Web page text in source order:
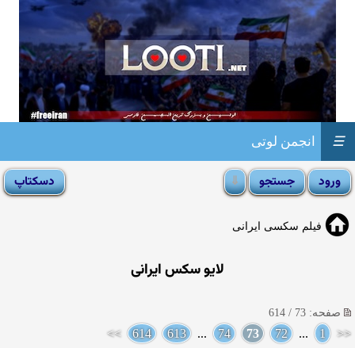
انجمن لوتی ☰
فیلم سکسی ایرانی
لایو سکس ایرانی
صفحه: 73 / 614
<<
1
...
72
73
74
...
613
614
>>